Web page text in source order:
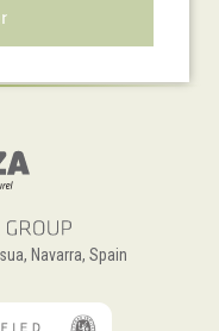
511
Navarra, Spain